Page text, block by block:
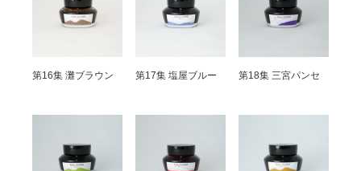
第16集 灘ブラウン 第17集 塩屋ブルー 第18集 三宮パンセ